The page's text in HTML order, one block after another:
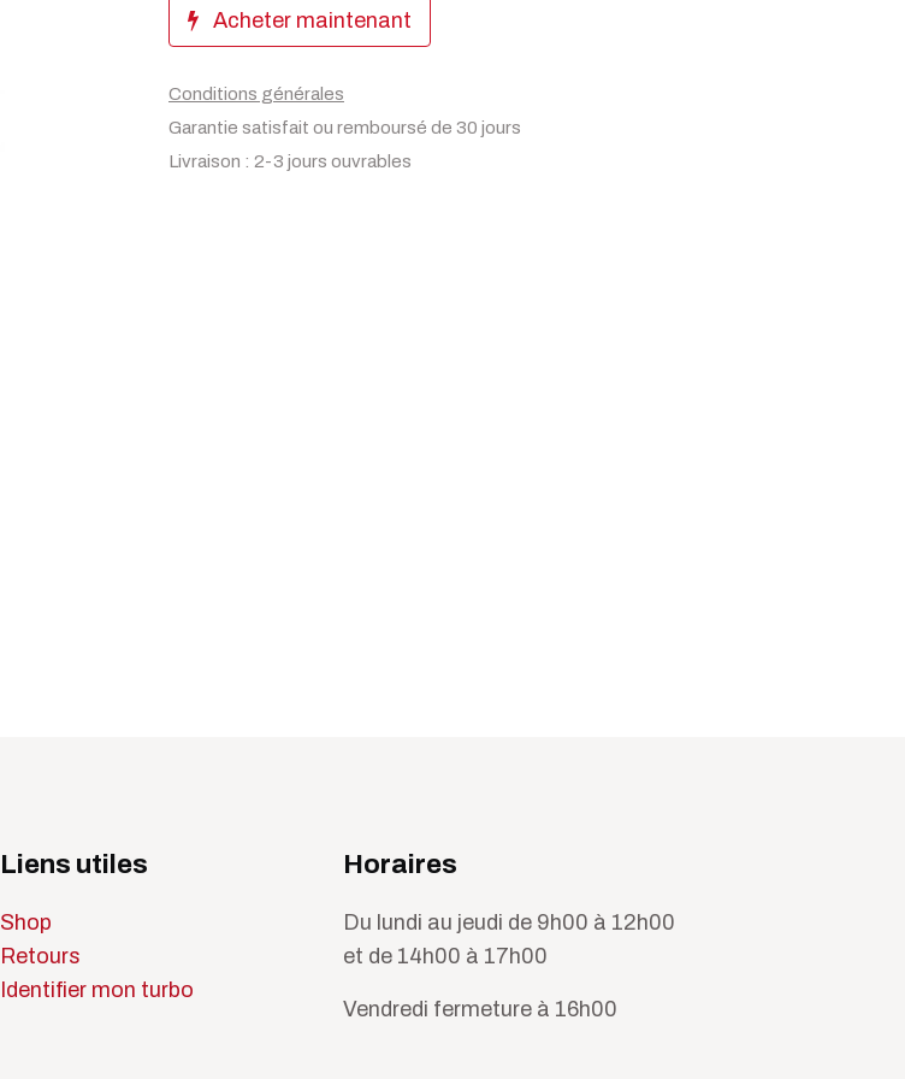
Acheter maintenant
Conditions générales
Garantie satisfait ou remboursé de 30 jours
Livraison : 2-3 jours ouvrables
Liens utiles
Shop
Retours
Identifier mon turbo
Horaires
Du lundi au jeudi de 9h00 à 12h00
et de 14h00 à 17h00
Vendredi fermeture à 16h00